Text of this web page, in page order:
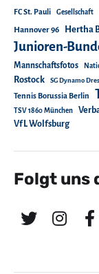
FC St. Pauli Gesellschaft
Hannover 96 Hertha
Junioren-
Mannschaftsfotos
Rostock SG Dynamo
Tennis Borussia Berlin
TSV 1860 München
VfL Wolfsburg
Folgt uns